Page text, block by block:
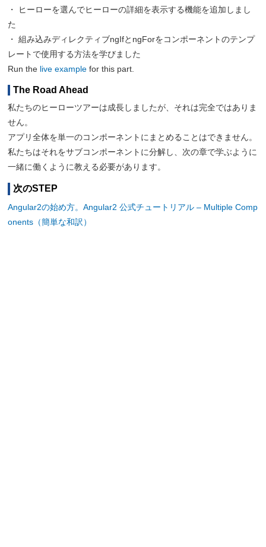
・ ヒーローを選んでヒーローの詳細を表示する機能を追加しまし
た
・ 組み込みディレクティブngIfとngForをコンポーネントのテンプ
レートで使用する方法を学びました
Run the live example for this part.
The Road Ahead
私たちのヒーローツアーは成長しましたが、それは完全ではありま
せん。
アプリ全体を単一のコンポーネントにまとめることはできません。
私たちはそれをサブコンポーネントに分解し、次の章で学ぶように
一緒に働くように教える必要があります。
次のSTEP
Angular2の始め方。Angular2 公式チュートリアル – Multiple Comp
onents（簡単な和訳）